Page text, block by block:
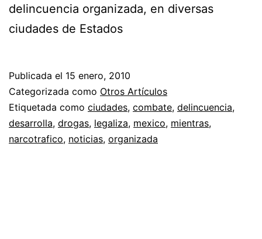
delincuencia organizada, en diversas
ciudades de Estados
Publicada el 15 enero, 2010
Categorizada como Otros Artículos
Etiquetada como ciudades, combate, delincuencia,
desarrolla, drogas, legaliza, mexico, mientras,
narcotrafico, noticias, organizada